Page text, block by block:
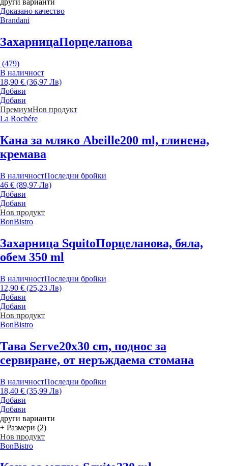
други варианти
Доказано качество
Brandani
ЗахарницаПорцеланова
(479)
В наличност
18,90 € (36,97 Лв)
Добави
Добави
ПремиумНов продукт
La Rochére
Кана за мляко Abeille200 ml, глинена,
кремава
В наличностПоследни бройки
46 € (89,97 Лв)
Добави
Добави
Нов продукт
BonBistro
Захарница SquitoПорцеланова, бяла,
обем 350 ml
В наличностПоследни бройки
12,90 € (25,23 Лв)
Добави
Добави
Нов продукт
BonBistro
Тава Serve20x30 cm, поднос за
сервиране, от неръждаема стомана
В наличностПоследни бройки
18,40 € (35,99 Лв)
Добави
Добави
други варианти
+ Размери (2)
Нов продукт
BonBistro